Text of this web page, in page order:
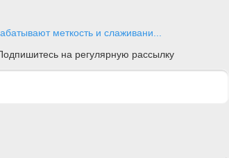
меткость и слаживани...
на регулярную рассылку